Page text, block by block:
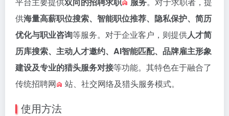
供海量高薪职位搜索、智能职位推荐、隐私保护、简历
优化与职业咨询等服务。对于企业客户，则提供人才简
历库搜索、主动人才邀约、AI智能匹配、品牌雇主形象
建设及专业的猎头服务对接等功能。其特色在于融合了
传统招聘网 站、社交网络及猎头服务模式。
使用方法